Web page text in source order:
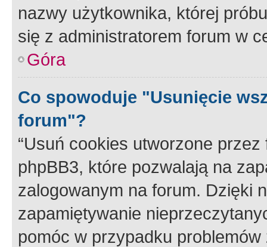
nazwy użytkownika, której
się z administratorem forum w
Góra
Co spowoduje "Usunięcie
forum"?
“Usuń cookies utworzone
phpBB3, które pozwalają na
zalogowanym na forum. Dzięki
zapamiętywanie
pomóc w przypadku